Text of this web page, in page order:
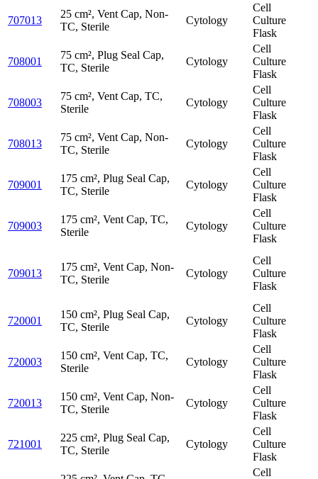
707013
25 cm², Vent Cap, Non-
TC, Sterile
Cytology
Cell
Culture
Flask
708001
75 cm², Plug Seal Cap,
TC, Sterile
Cytology
Cell
Culture
Flask
708003
75 cm², Vent Cap, TC,
Sterile
Cytology
Cell
Culture
Flask
708013
75 cm², Vent Cap, Non-
TC, Sterile
Cytology
Cell
Culture
Flask
709001
175 cm², Plug Seal Cap,
TC, Sterile
Cytology
Cell
Culture
Flask
709003
175 cm², Vent Cap, TC,
Sterile
Cytology
Cell
Culture
Flask
709013
175 cm², Vent Cap, Non-
TC, Sterile
Cytology
Cell
Culture
Flask
720001
150 cm², Plug Seal Cap,
TC, Sterile
Cytology
Cell
Culture
Flask
720003
150 cm², Vent Cap, TC,
Sterile
Cytology
Cell
Culture
Flask
720013
150 cm², Vent Cap, Non-
TC, Sterile
Cytology
Cell
Culture
Flask
721001
225 cm², Plug Seal Cap,
TC, Sterile
Cytology
Cell
Culture
Flask
Cell